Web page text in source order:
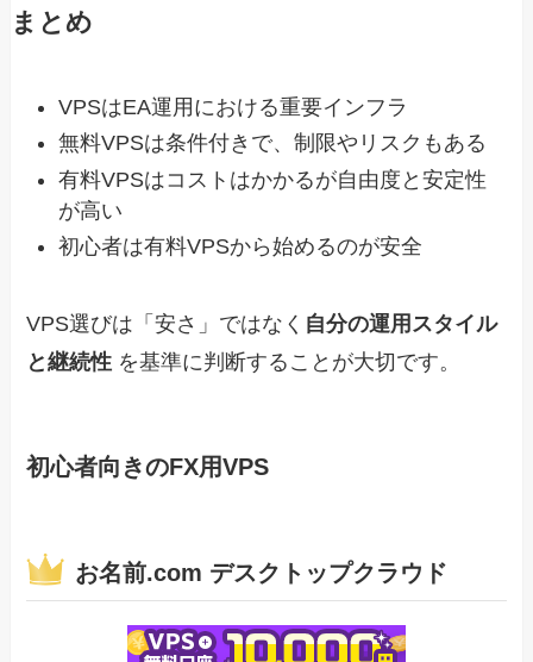
まとめ
VPSはEA運用における重要インフラ
無料VPSは条件付きで、制限やリスクもある
有料VPSはコストはかかるが自由度と安定性
が高い
初心者は有料VPSから始めるのが安全
VPS選びは「安さ」ではなく 自分の運用スタイル
と継続性 を基準に判断することが大切です。
初心者向きのFX用VPS
お名前.com デスクトップクラウド